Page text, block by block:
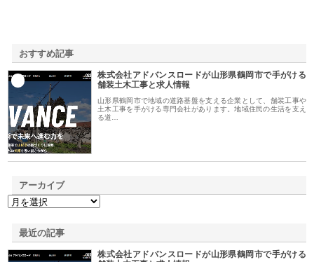
おすすめ記事
株式会社アドバンスロードが山形県鶴岡市で手がける
舗装土木工事と求人情報
山形県鶴岡市で地域の道路基盤を支える企業として、舗装工事や
土木工事を手がける専門会社があります。地域住民の生活を支え
る道…
アーカイブ
最近の記事
株式会社アドバンスロードが山形県鶴岡市で手がける